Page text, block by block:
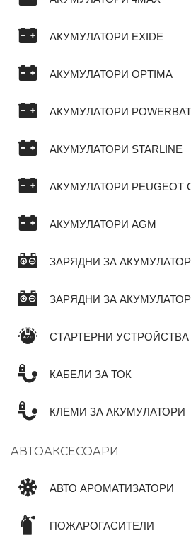
АКУМУЛАТОРИ EXIDE
АКУМУЛАТОРИ OPTIMA
АКУМУЛАТОРИ POWERBAT
АКУМУЛАТОРИ STARLINE
АКУМУЛАТОРИ PEUGEOT
АКУМУЛАТОРИ AGM
ЗАРЯДНИ ЗА
ЗАРЯДНИ ЗА
СТАРТЕРНИ УСТРОЙСТВА
КАБЕЛИ ЗА ТОК
КЛЕМИ ЗА АКУМУЛАТОРИ
АВТОАКСЕСОАРИ
АВТО АРОМАТИЗАТОРИ
ПОЖАРОГАСИТЕЛИ